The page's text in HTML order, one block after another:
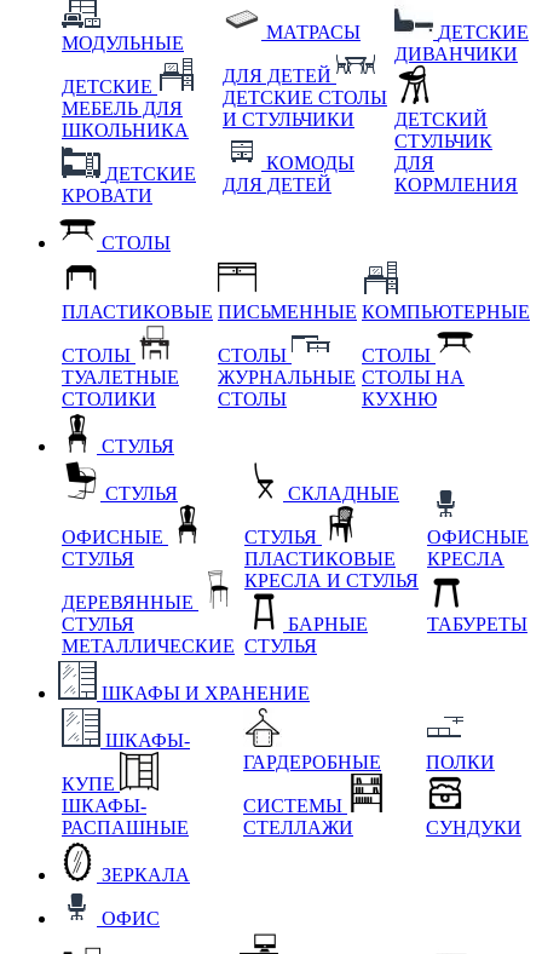
МОДУЛЬНЫЕ
ДЕТСКИЕ
МЕБЕЛЬ ДЛЯ
ШКОЛЬНИКА
ДЕТСКИЕ
КРОВАТИ
МАТРАСЫ
ДЛЯ ДЕТЕЙ
ДЕТСКИЕ СТОЛЫ
И СТУЛЬЧИКИ
КОМОДЫ
ДЛЯ ДЕТЕЙ
ДЕТСКИЕ
ДИВАНЧИКИ
ДЕТСКИЙ
СТУЛЬЧИК
ДЛЯ
КОРМЛЕНИЯ
СТОЛЫ
ПЛАСТИКОВЫЕ
СТОЛЫ
ТУАЛЕТНЫЕ
СТОЛИКИ
ПИСЬМЕННЫЕ
СТОЛЫ
ЖУРНАЛЬНЫЕ
СТОЛЫ
КОМПЬЮТЕРНЫЕ
СТОЛЫ
СТОЛЫ НА
КУХНЮ
СТУЛЬЯ
СТУЛЬЯ
ОФИСНЫЕ
СТУЛЬЯ
ДЕРЕВЯННЫЕ
СТУЛЬЯ
МЕТАЛЛИЧЕСКИЕ
СКЛАДНЫЕ
СТУЛЬЯ
ПЛАСТИКОВЫЕ
КРЕСЛА И СТУЛЬЯ
БАРНЫЕ
СТУЛЬЯ
ОФИСНЫЕ
КРЕСЛА
ТАБУРЕТЫ
ШКАФЫ И ХРАНЕНИЕ
ШКАФЫ-
КУПЕ
ШКАФЫ-
РАСПАШНЫЕ
ГАРДЕРОБНЫЕ
СИСТЕМЫ
СТЕЛЛАЖИ
ПОЛКИ
СУНДУКИ
ЗЕРКАЛА
ОФИС